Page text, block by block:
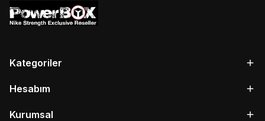
Kategoriler
Hesabım
Kurumsal